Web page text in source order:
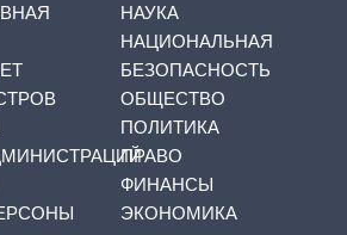
НАУКА
НАЦИОНАЛЬНАЯ
БЕЗОПАСНОСТЬ
ОБЩЕСТВО
ПОЛИТИКА
ПРАВО
ФИНАНСЫ
ЭКОНОМИКА